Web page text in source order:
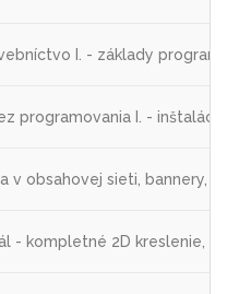
I. - základy
programovania I. -
v obsahovej sieti, bannery,
- kompletné 2D kreslenie,